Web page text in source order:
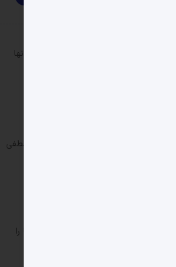
در نامه ای به رئیس جمهور ، هیئت مدیره انجمن واردکنندگان خودرو با انتقاد از تعرفه 5 ٪ در واردات خودرو در سال آینده. آنها
، ناصر اسفنج ، سیروس مورشد سولوک ، مصطفی
تا 2 دلار پرداخت می کنند ، ما ماشین را با قیمت 5000 دلار می فروشیم. آنها حتی رویاهای این اتومبیل ها را